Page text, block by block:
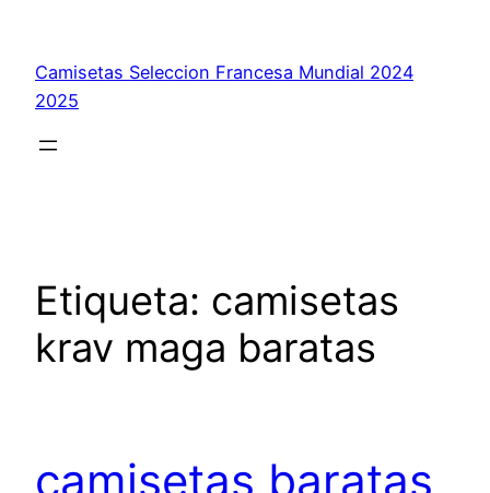
contenido
Camisetas Seleccion Francesa Mundial 2024
2025
Etiqueta: camisetas
krav maga baratas
camisetas baratas